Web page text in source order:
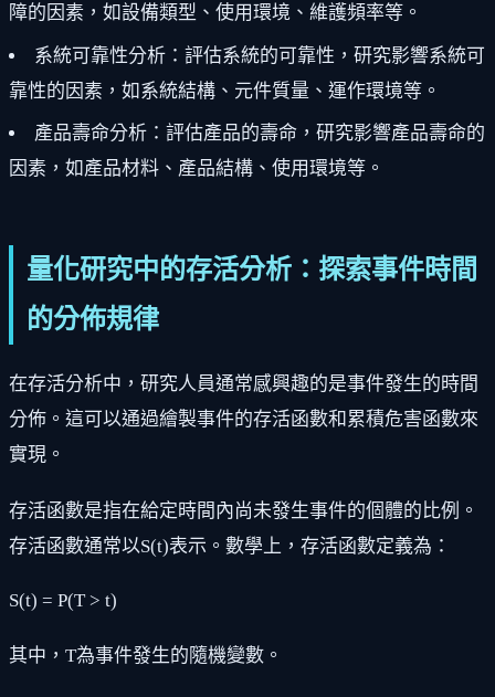
障的因素，如設備類型、使用環境、維護頻率等。
系統可靠性分析：評估系統的可靠性，研究影響系統可
靠性的因素，如系統結構、元件質量、運作環境等。
產品壽命分析：評估產品的壽命，研究影響產品壽命的
因素，如產品材料、產品結構、使用環境等。
量化研究中的存活分析：探索事件時間
的分佈規律
在存活分析中，研究人員通常感興趣的是事件發生的時間
分佈。這可以通過繪製事件的存活函數和累積危害函數來
實現。
存活函數是指在給定時間內尚未發生事件的個體的比例。
存活函數通常以S(t)表示。數學上，存活函數定義為：
S(t) = P(T > t)
其中，T為事件發生的隨機變數。